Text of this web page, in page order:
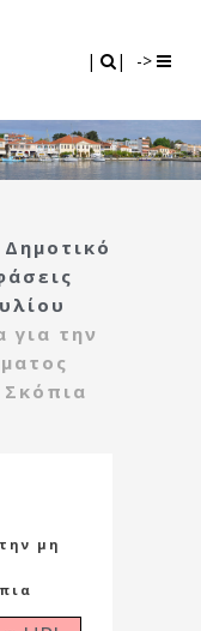
| | ->
Δημοτικό
για την
μη